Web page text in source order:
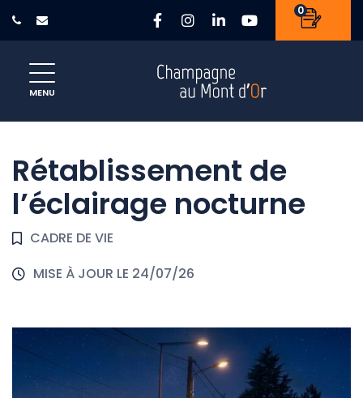
Lien vers le compte
Lien vers le compte
Lien vers le
Lien vers la
0
MENU
Site officiel de la ville de
Rétablissement de
l’éclairage nocturne
CADRE DE VIE
MISE À JOUR LE 24/07/26